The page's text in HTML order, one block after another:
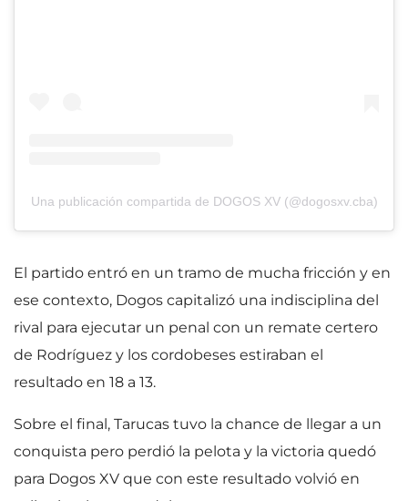
Una publicación compartida de DOGOS XV (@dogosxv.cba)
El partido entró en un tramo de mucha fricción y en
ese contexto, Dogos capitalizó una indisciplina del
rival para ejecutar un penal con un remate certero
de Rodríguez y los cordobeses estiraban el
resultado en 18 a 13.
Sobre el final, Tarucas tuvo la chance de llegar a un
conquista pero perdió la pelota y la victoria quedó
para Dogos XV que con este resultado volvió en